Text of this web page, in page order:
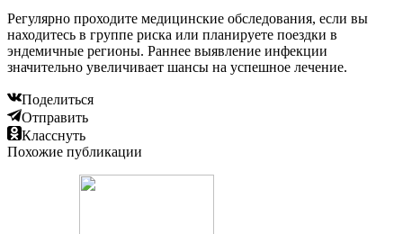
Регулярно проходите медицинские обследования, если вы
находитесь в группе риска или планируете поездки в
эндемичные регионы. Раннее выявление инфекции
значительно увеличивает шансы на успешное лечение.
Поделиться
Отправить
Класснуть
Похожие публикации